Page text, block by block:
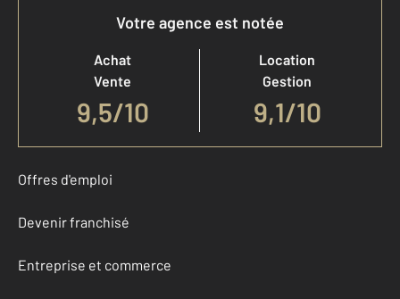
Votre agence est notée
Achat
Vente
9,5/10
Location
Gestion
9,1/10
Offres d'emploi
Devenir franchisé
Entreprise et commerce